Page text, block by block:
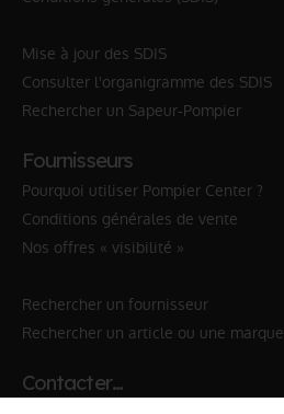
Mise à jour des SDIS
Consulter l'organigramme des SDIS
Rechercher un Sapeur-Pompier
Fournisseurs
Pourquoi utiliser Pompier Center ?
Conditions générales de vente
Nos offres « visibilité »
Rechercher un fournisseur
Rechercher un article ou une marque
Contacter…